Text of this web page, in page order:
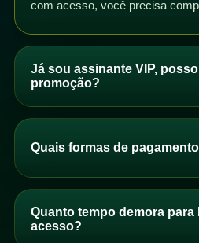
com acesso, você precisa
Já sou assinante VIP,
promoção?
Sim. Se você é assinante VIP
promoção. Basta comprar um
plano após a confirmação do
Você pode comprar quantos
Quais formas de
Se você é brasileiro, pode
cartão de crédito. Se você não é
comprar com cartão de crédito.
Quanto tempo demora para
acesso?